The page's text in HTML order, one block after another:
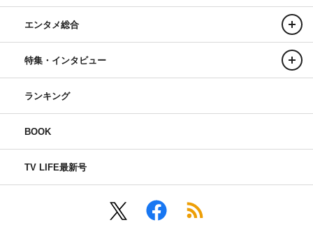
エンタメ総合
特集・インタビュー
ランキング
BOOK
TV LIFE最新号